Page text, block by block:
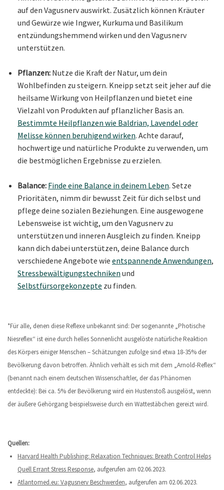
auf den Vagusnerv auswirkt. Zusätzlich können Kräuter
und Gewürze wie Ingwer, Kurkuma und Basilikum
entzündungshemmend wirken und den Vagusnerv
unterstützen.
Pflanzen: Nutze die Kraft der Natur, um dein
Wohlbefinden zu steigern. Kneipp setzt seit jeher auf die
heilsame Wirkung von Heilpflanzen und bietet eine
Vielzahl von Produkten auf pflanzlicher Basis an.
Bestimmte Heilpflanzen wie Baldrian, Lavendel oder
Melisse können beruhigend wirken. Achte darauf,
hochwertige und natürliche Produkte zu verwenden, um
die bestmöglichen Ergebnisse zu erzielen.
Balance: Finde eine Balance in deinem Leben. Setze
Prioritäten, nimm dir bewusst Zeit für dich selbst und
pflege deine sozialen Beziehungen. Eine ausgewogene
Lebensweise ist wichtig, um den Vagusnerv zu
unterstützen und inneren Ausgleich zu finden. Kneipp
kann dich dabei unterstützen, deine Balance durch
verschiedene Angebote wie entspannende Anwendungen,
Stressbewältigungstechniken und
Selbstfürsorgekonzepte zu finden.
*Für alle, denen diese Reflexe unbekannt sind: Der sogenannte „Photische
Niesreflex“ ist eine durch helles Sonnenlicht ausgelöste natürliche Reaktion
des Körpers einiger Menschen – Schätzungen zufolge sind etwa 18-35% der
Bevölkerung davon betroffen. Ähnlich verhält es sich mit dem „Arnold-Reflex“
(benannt nach einem deutschen Wissenschaftler, der das Phänomen
entdeckte): Bei ca. 5% der Bevölkerung wird ein Hustenstoß ausgelöst, wenn
der äußere Gehörgang beispielsweise durch ein Wattestäbchen gereizt wird.
Quellen:
Harvard Health Publishing: Relaxation Techniques: Breath Control Helps
Quell Errant Stress Response, aufgerufen am 02.06.2023.
Atlantomed.eu: Vagusnerv Beschwerden, aufgerufen am 02.06.2023.